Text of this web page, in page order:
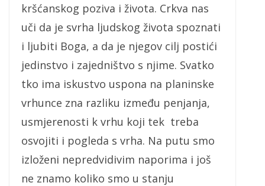
kršćanskog poziva i života. Crkva nas
uči da je svrha ljudskog života spoznati
i ljubiti Boga, a da je njegov cilj postići
jedinstvo i zajedništvo s njime. Svatko
tko ima iskustvo uspona na planinske
vrhunce zna razliku između penjanja,
usmjerenosti k vrhu koji tek treba
osvojiti i pogleda s vrha. Na putu smo
izloženi nepredvidivim naporima i još
ne znamo koliko smo u stanju